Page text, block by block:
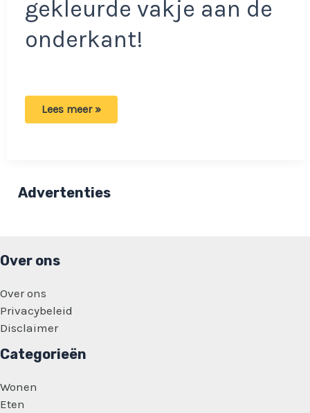
gekleurde vakje aan de
onderkant!
Wat
tube
tandpasta?
Lees meer »
Advertenties
Over ons
Over ons
Privacybeleid
Disclaimer
Categorieën
Wonen
Eten